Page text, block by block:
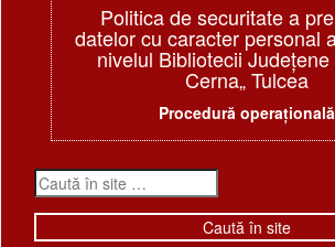
Politica de securitate a
datelor cu caracter personal
nivelul Bibliotecii Judeţene
Cerna„ Tulcea
Procedură operațională